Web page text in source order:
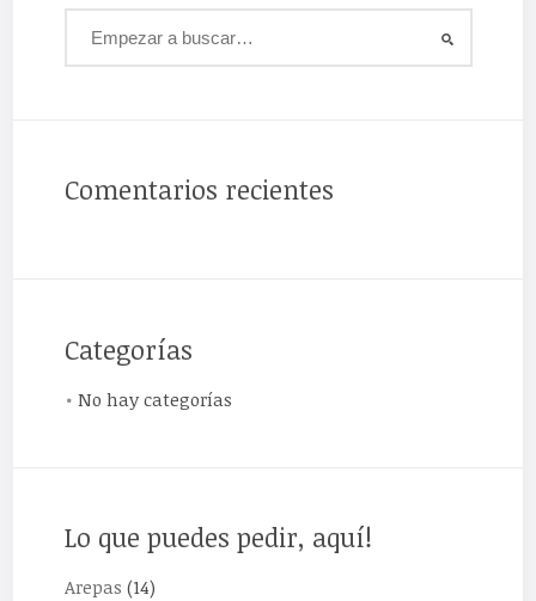
Comentarios recientes
Categorías
No hay categorías
Lo que puedes pedir, aquí!
Arepas (14)